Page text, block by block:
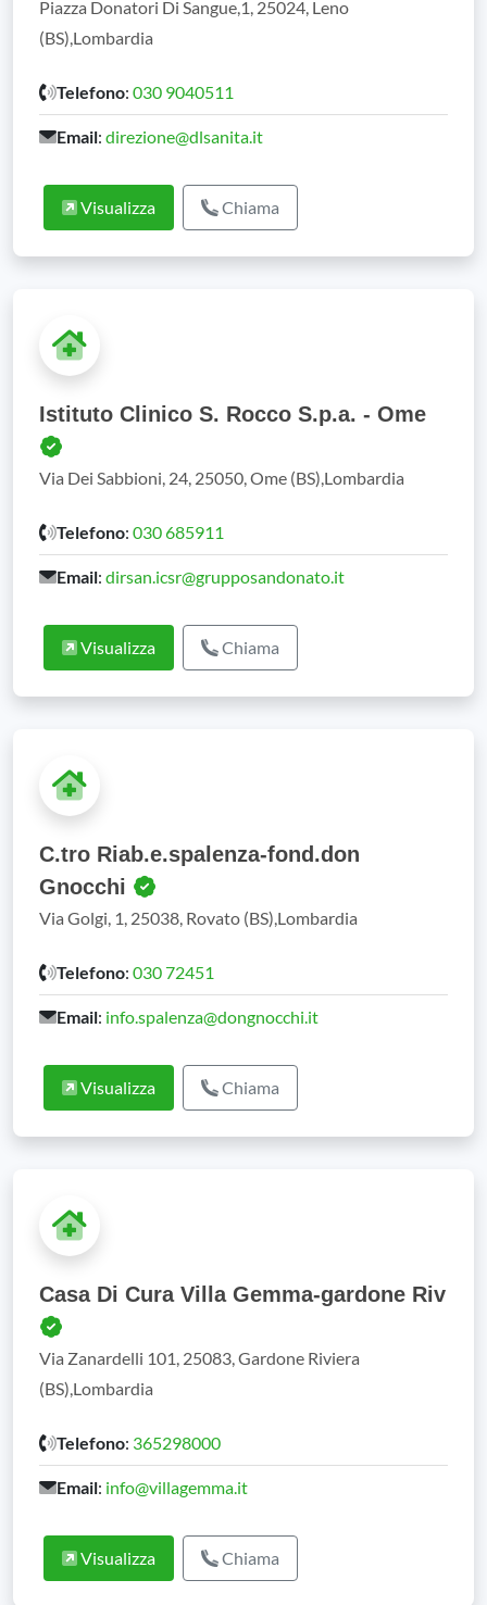
Piazza Donatori Di Sangue,1, 25024, Leno
(BS),Lombardia
Telefono: 030 9040511
Email: direzione@dlsanita.it
Visualizza Chiama
Istituto Clinico S. Rocco S.p.a. - Ome
Via Dei Sabbioni, 24, 25050, Ome (BS),Lombardia
Telefono: 030 685911
Email: dirsan.icsr@grupposandonato.it
Visualizza Chiama
C.tro Riab.e.spalenza-fond.don
Gnocchi
Via Golgi, 1, 25038, Rovato (BS),Lombardia
Telefono: 030 72451
Email: info.spalenza@dongnocchi.it
Visualizza Chiama
Casa Di Cura Villa Gemma-gardone Riv
Via Zanardelli 101, 25083, Gardone Riviera
(BS),Lombardia
Telefono: 365298000
Email: info@villagemma.it
Visualizza Chiama